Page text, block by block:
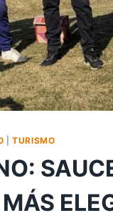
|TURISMO